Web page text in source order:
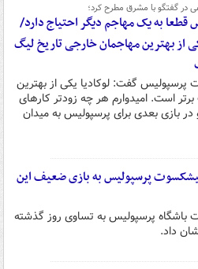
در گفتگو با مشرق مطرح کرد؛
قطعا به یک مهاجم دیگر احتیاج دارد/
از بهترین مهاجمان خارجی تاریخ لیگ
گفت: لوکادیا یکی از بهترین
است. امیدوارم هر چه زودتر کارهای
بازی بعدی برای پرسپولیس به میدان
پرسپولیس به بازی ضعیف این
باشگاه پرسپولیس به تساوی روز گذشته
داد.